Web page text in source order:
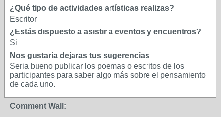
¿Qué tipo de actividades artísticas realizas?
Escritor
¿Estás dispuesto a asistir a eventos y encuentros?
Si
Nos gustaria dejaras tus sugerencias
Seria bueno publicar los poemas o escritos de los
participantes para saber algo más sobre el pensamiento
de cada uno.
Comment Wall: